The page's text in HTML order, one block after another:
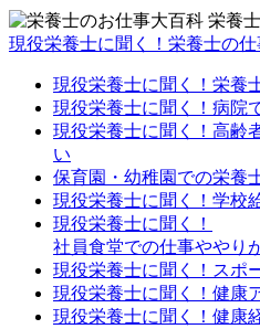
栄養
現役栄養士に聞く！栄養士の仕
現役栄養士に聞く！栄養
現役栄養士に聞く！病院
現役栄養士に聞く！高齢
い
保育園・幼稚園での栄養
現役栄養士に聞く！学校
現役栄養士に聞く！
社員食堂での仕事ややり
現役栄養士に聞く！スポ
現役栄養士に聞く！健康
現役栄養士に聞く！健康